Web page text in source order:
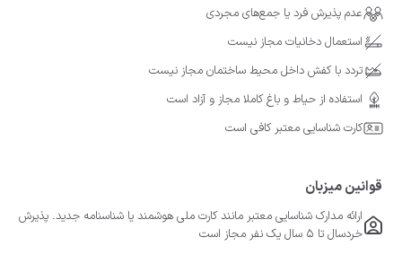
عدم پذیرش فرد یا جمع‌های مجردی
استعمال دخانیات مجاز نیست
تردد با کفش داخل محیط ساختمان مجاز نیست
استفاده از حیاط و باغ کاملا مجاز و آزاد است
کارت شناسایی معتبر کافی است
قوانین میزبان
ارائه مدارک شناسایی معتبر مانند کارت ملی هوشمند یا شناسنامه جدید. پذیرش
خردسال تا 5 سال یک نفر مجاز است